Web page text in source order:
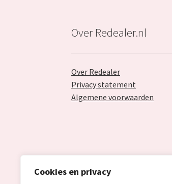
Cookies en privacy
Over Redealer.nl
Over Redealer
Privacy statement
Algemene voorwaarden